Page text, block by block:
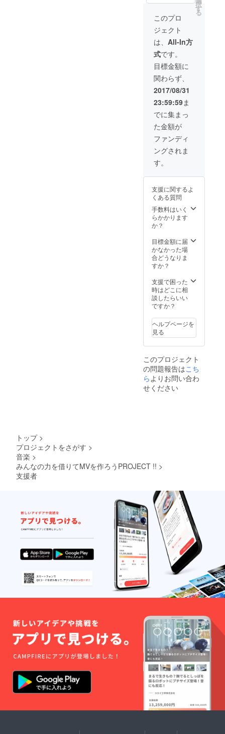
無料招待 ・メン
バーと行くUSJ
コース ※入場料
は無料。交通費
は、ご負担くだ
さい。
択
す
る
このプロ
ジェクト
は、 All-In方
式です。
目標金額に
関わらず、
2017/08/31
23:59:59ま
でに集まっ
た金額が
ファンディ
ングされま
す。
支援に関するよ
くある質問
手数料はいく
らかかります
か？
目標金額に届
かなかった場
合どうなりま
すか？
支援で困った
時はどこに相
談したらいい
ですか？
ヘルプページを
見る
このプロジェクト
の問題報告はこち
ら よりお問い合わ
せください
トップ >
プロジェクトをさがす >
音楽 >
みんなの力を借りてMVを作ろうPROJECT !! >
支援者